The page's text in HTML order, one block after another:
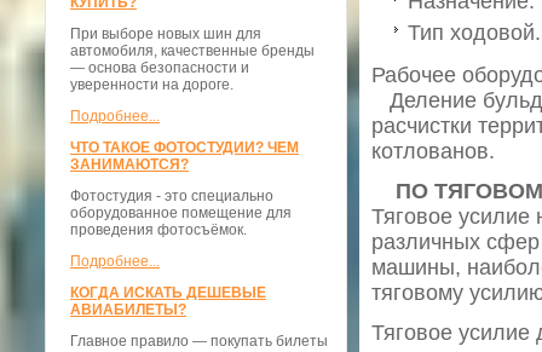
При выборе новых шин для
автомобиля, качественные бренды
— основа безопасности и
уверенности на дороге.
Подробнее...
ЧТО ТАКОЕ ФОТОСТУДИИ? ЧЕМ
ЗАНИМАЮТСЯ?
Фотостудия - это специально
оборудованное помещение для
проведения фотосъёмок.
Подробнее...
КОГДА ИСКАТЬ ДЕШЕВЫЕ
АВИАБИЛЕТЫ?
Главное правило — покупать билеты
Тип ходовой.
Рабочее
Деление
расчистки
котлованов.
ПО
Тяговое усилие
различных сфер
машины,
тяговому
Тяговое усилие